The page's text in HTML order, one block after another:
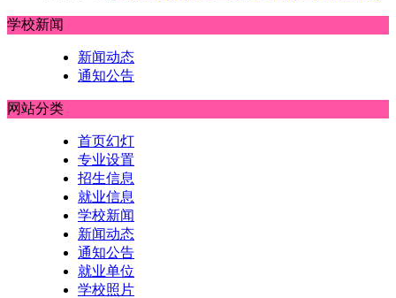
学校新闻
新闻动态
通知公告
网站分类
首页幻灯
专业设置
招生信息
就业信息
学校新闻
新闻动态
通知公告
就业单位
学校照片